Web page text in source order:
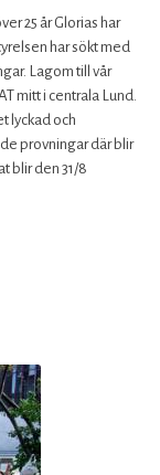
25 år Glorias har
har sökt med
Lagom till vår
mitt i centrala Lund.
lyckad och
provningar där blir
blir den 31/8